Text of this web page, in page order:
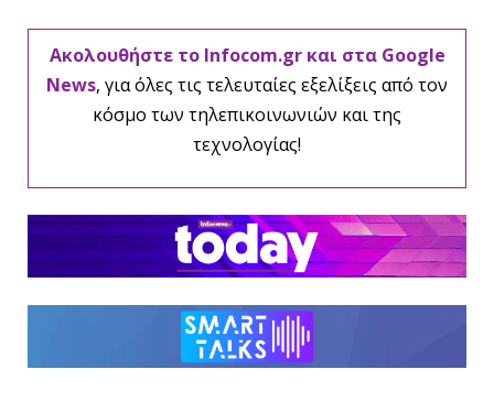
Ακολουθήστε το Infocom.gr και στα Google
News, για όλες τις τελευταίες εξελίξεις από τον
κόσμο των τηλεπικοινωνιών και της
τεχνολογίας!